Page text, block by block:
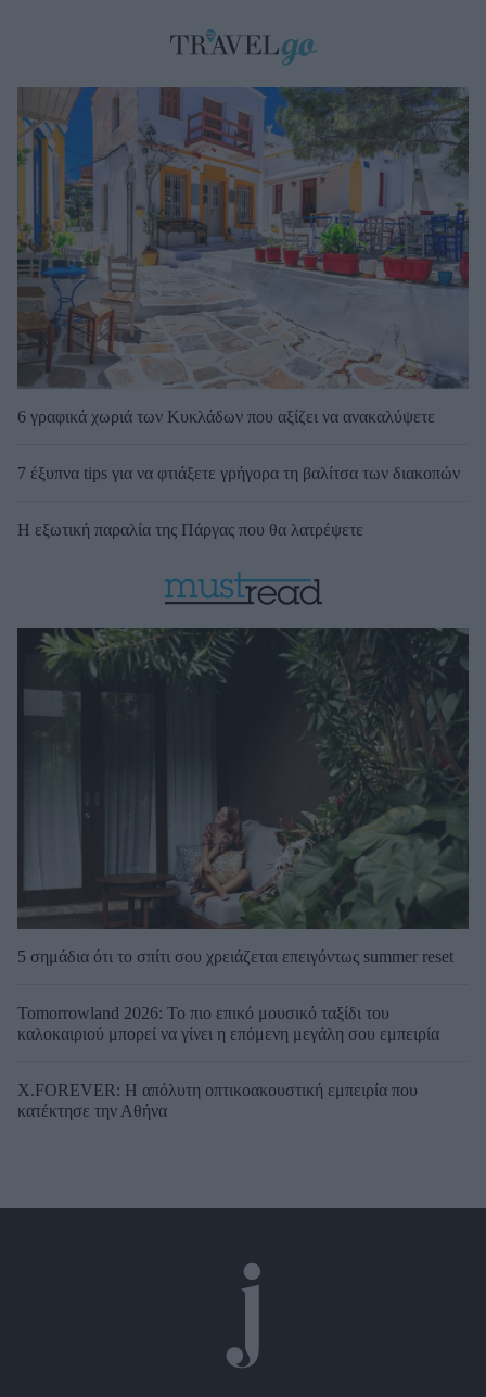
6 γραφικά χωριά των Κυκλάδων που αξίζει να ανακαλύψετε
7 έξυπνα tips για να φτιάξετε γρήγορα τη βαλίτσα των διακοπών
Η εξωτική παραλία της Πάργας που θα λατρέψετε
5 σημάδια ότι το σπίτι σου χρειάζεται επειγόντως summer reset
Tomorrowland 2026: Το πιο επικό μουσικό ταξίδι του
καλοκαιριού μπορεί να γίνει η επόμενη μεγάλη σου εμπειρία
X.FOREVER: Η απόλυτη οπτικοακουστική εμπειρία που
κατέκτησε την Αθήνα